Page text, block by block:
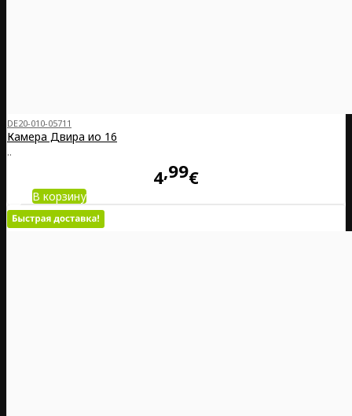
DE20-010-05711
Камера Двира ио 16
..
4 99€
В корзину